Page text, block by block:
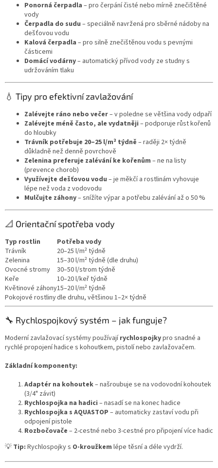
Ponorná čerpadla – pro čerpání čisté nebo mírně znečištěné
vody
Čerpadla do sudu – speciálně navržená pro sběrné nádoby na
dešťovou vodu
Kalová čerpadla – pro silně znečištěnou vodu s pevnými
částicemi
Domácí vodárny– automatický přívod vody ze studny s
udržováním tlaku
💧 Tipy pro efektivní zavlažování
Zalévejte ráno nebo večer– v poledne se většina vody odpaří
Zalévejte méně často, ale vydatněji – podporuje růst kořenů
do hloubky
Trávník potřebuje 20–25 l/m² týdně – raději 2× týdně
důkladně než denně povrchově
Zelenina preferuje zalévání ke kořenům – ne na listy
(prevence chorob)
Využívejte dešťovou vodu – je měkčí a rostlinám vyhovuje
lépe než voda z vodovodu
Mulčujte záhony– snížíte výpar a potřebu zalévání až o 50 %
📐 Orientační spotřeba vody
Typ rostlin
Potřeba vody
Trávník
20–25 l/m² týdně
Zelenina
15–30 l/m² týdně (dle druhu)
Ovocné stromy
30–50 l/strom týdně
Keře
10–20 l/keř týdně
Květinové záhony15–20 l/m² týdně
Pokojové rostlinydle druhu, většinou 1–2× týdně
🔧 Rychlospojkový systém – jak funguje?
Moderní zavlažovací systémy používají rychlospojkypro snadné a
rychlé propojení hadice s kohoutkem, pistolí nebo zavlažovačem.
Základní komponenty:
Adaptér na kohoutek– našroubuje se na vodovodní kohoutek
(3/4" závit)
Rychlospojka na hadici – nasadí se na konec hadice
Rychlospojka s AQUASTOP – automaticky zastaví vodu při
odpojení pistole
Rozbočovače – 2-cestné nebo 3-cestné pro připojení více hadic
💡 Tip: Rychlospojky s O-kroužkem lépe těsní a déle vydrží.